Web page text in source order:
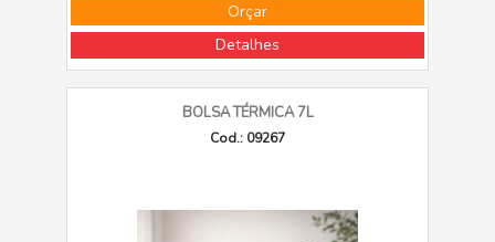
Orçar
Detalhes
BOLSA TÉRMICA 7L
Cod.: 09267